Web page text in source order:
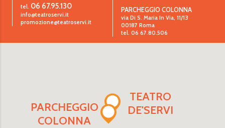
tel. 06 67.95.130
info@teatroservi.it
promozione@teatroservi.it
PARCHEGGIO COLONNA
via Di S. Maria In Via, 11/13
00187 Roma
tel. 06 67.80.506
TEATRO
DE'SERVI
PARCHEGGIO
COLONNA